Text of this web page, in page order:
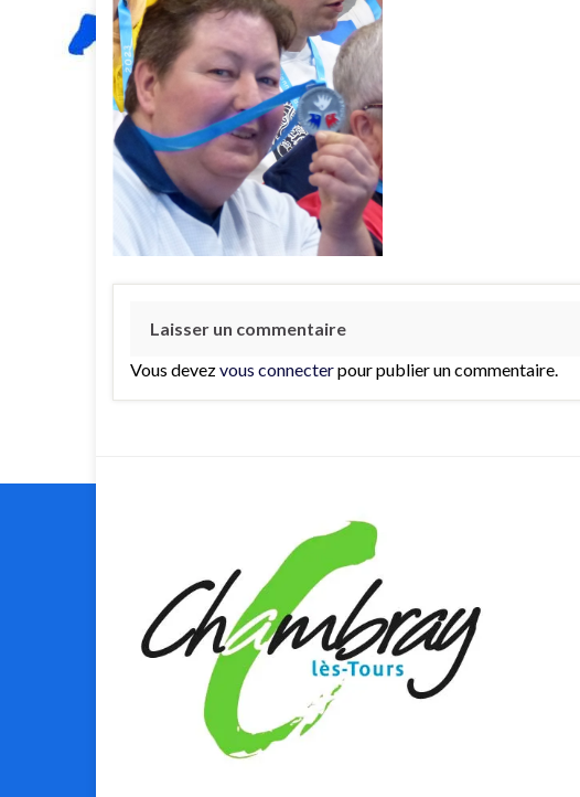
Laisser un commentaire
Vous devezvous connecterpour publier un commentaire.